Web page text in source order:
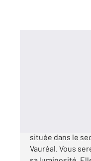
349
située dans le
Vauréal. Vous